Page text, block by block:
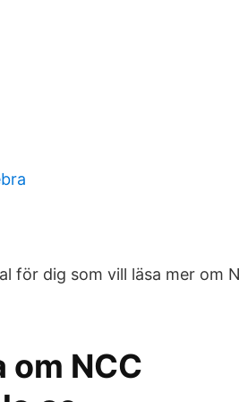
för dig som vill läsa mer om
NCC